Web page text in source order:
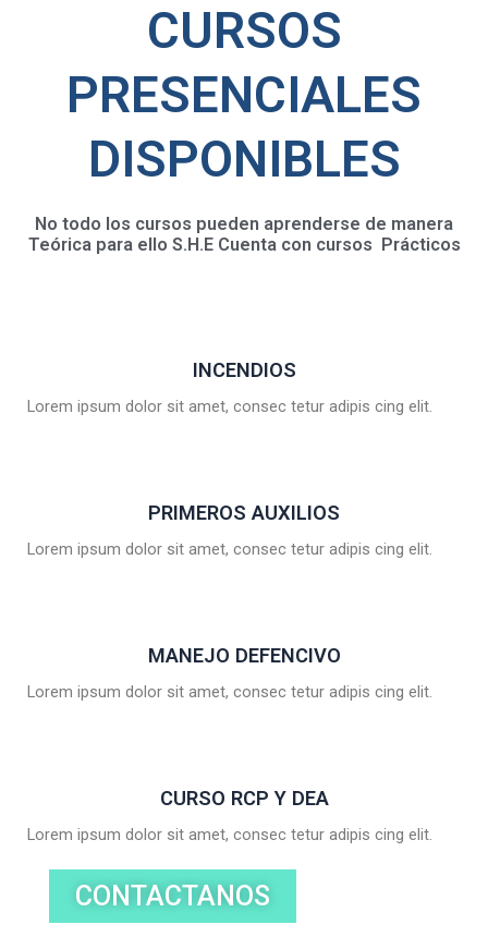
CURSOS
PRESENCIALES
DISPONIBLES
No todo los cursos pueden aprenderse de manera
Teórica para ello S.H.E Cuenta con cursos Prácticos
INCENDIOS
Lorem ipsum dolor sit amet, consec tetur adipis cing elit.
PRIMEROS AUXILIOS
Lorem ipsum dolor sit amet, consec tetur adipis cing elit.
MANEJO DEFENCIVO
Lorem ipsum dolor sit amet, consec tetur adipis cing elit.
CURSO RCP Y DEA
Lorem ipsum dolor sit amet, consec tetur adipis cing elit.
CONTACTANOS